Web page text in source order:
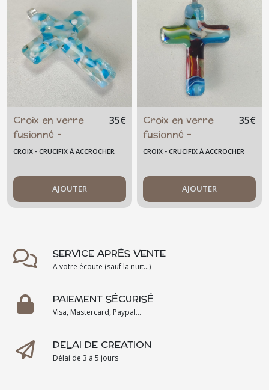
Croix en verre
fusionné -
baptême -
accrocher -
transparente bleu
- crucifix
confirmation -
artisanal
35€
CROIX - CRUCIFIX À ACCROCHER
AJOUTER
Croix en verre
fusionné -
baptême -
accrocher -
multicolore-
catholique -
crucifix- baptême
naissance
35€
CROIX - CRUCIFIX À ACCROCHER
AJOUTER
SERVICE APRÈS VENTE
A votre écoute (sauf la nuit...)
PAIEMENT SÉCURISÉ
Visa, Mastercard, Paypal...
DELAI DE CREATION
Délai de 3 à 5 jours